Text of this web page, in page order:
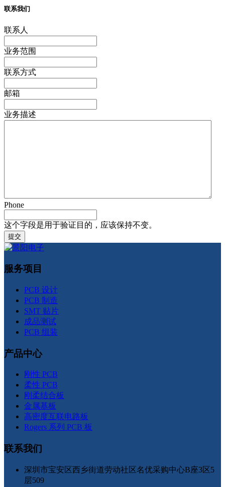
联系我们
联系人
业务范围
联系方式
邮箱
业务描述
Phone
这个字段是用于验证目的，应该保持不变。
服务项目
PCB 设计
PCB 制造
SMT 贴片
成品测试
PCB 组装
产品中心
刚性 PCB
柔性 PCB
刚柔结合板
金属基板
高密度互联电路板
Rogers 系列 PCB 板
联系我们
深圳市宝安区西乡街道劳动社区名优采购中心B座3区5
层509